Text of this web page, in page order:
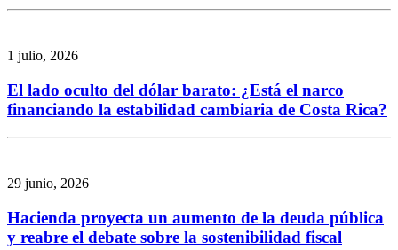
1 julio, 2026
El lado oculto del dólar barato: ¿Está el narco
financiando la estabilidad cambiaria de Costa Rica?
29 junio, 2026
Hacienda proyecta un aumento de la deuda pública
y reabre el debate sobre la sostenibilidad fiscal